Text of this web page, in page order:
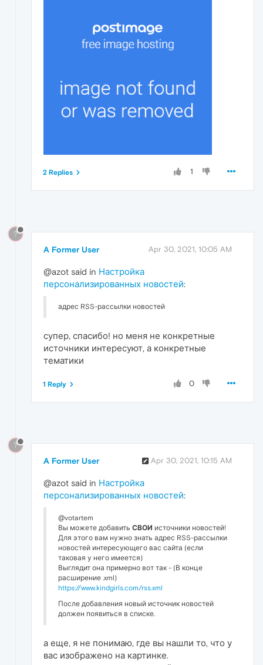
1
2 Replies
?
A Former User Apr 30, 2021, 10:05 AM
@azot said in Настройка
персонализированных новостей:
адрес RSS-рассылки новостей
супер, спасибо! но меня не конкретные
источники интересуют, а конкретные
тематики
0
1 Reply
?
A Former User Apr 30, 2021, 10:15 AM
@azot said in Настройка
персонализированных новостей:
@votartem
Вы можете добавить СВОИ источники новостей!
Для этого вам нужно знать адрес RSS-рассылки
новостей интересующего вас сайта (если
таковая у него имеется)
Выглядит она примерно вот так - (В конце
расширение .xml)
https://www.kindgirls.com/rss.xml
После добавления новый источник новостей
должен появиться в списке.
а еще, я не понимаю, где вы нашли то, что у
вас изображено на картинке.